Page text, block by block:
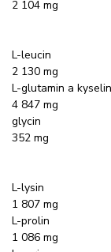
2 104 mg
L-leucin
2 130 mg
L-glutamin a
4 847 mg
glycin
352 mg
L-lysin
1 807 mg
L-prolin
1 086 mg